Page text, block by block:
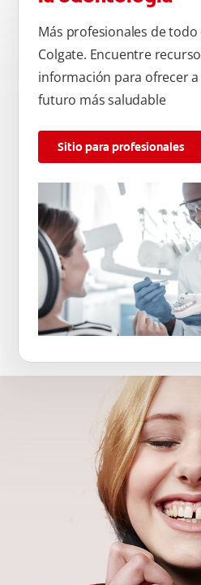
Más profesionales de
Colgate. Encuentre
información para ofrecer
futuro más saludable
Sitio para profesionales